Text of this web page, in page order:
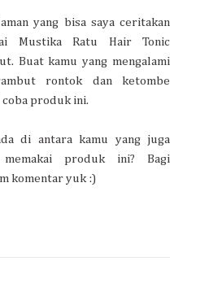
yang bisa saya ceritakan
Mustika Ratu Hair Tonic
Buat kamu yang mengalami
rontok dan ketombe
produk ini.
di antara kamu yang juga
produk ini? Bagi
komentar yuk :)